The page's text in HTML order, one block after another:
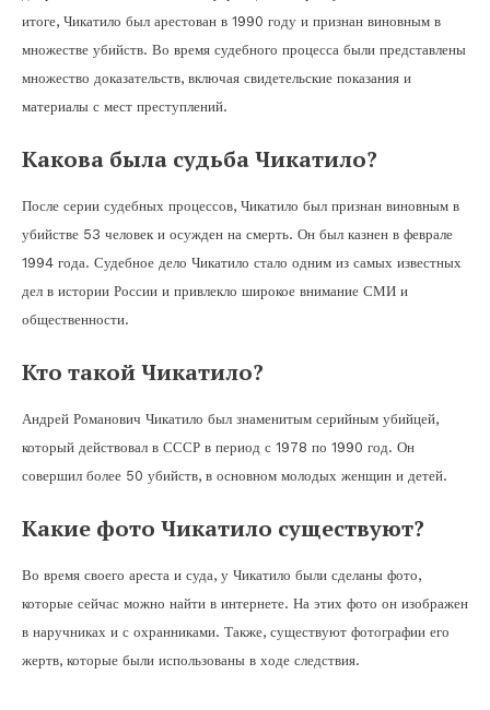
итоге, Чикатило был арестован в 1990 году и признан виновным в
множестве убийств. Во время судебного процесса были представлены
множество доказательств, включая свидетельские показания и
материалы с мест преступлений.
Какова была судьба Чикатило?
После серии судебных процессов, Чикатило был признан виновным в
убийстве 53 человек и осужден на смерть. Он был казнен в феврале
1994 года. Судебное дело Чикатило стало одним из самых известных
дел в истории России и привлекло широкое внимание СМИ и
общественности.
Кто такой Чикатило?
Андрей Романович Чикатило был знаменитым серийным убийцей,
который действовал в СССР в период с 1978 по 1990 год. Он
совершил более 50 убийств, в основном молодых женщин и детей.
Какие фото Чикатило существуют?
Во время своего ареста и суда, у Чикатило были сделаны фото,
которые сейчас можно найти в интернете. На этих фото он изображен
в наручниках и с охранниками. Также, существуют фотографии его
жертв, которые были использованы в ходе следствия.